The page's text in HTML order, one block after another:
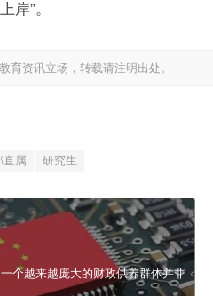
岸”。
育资讯立场，转载请注明出处。
直属 研究生
个越来越庞大的财政供养群体并非